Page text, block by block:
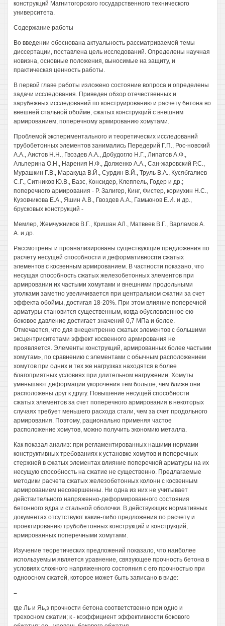
конструкций Магнитогорского государственного технического
университета.
Содержание работы
Во введении обоснована актуальность рассматриваемой темы
диссертации, поставлена цель исследований. Определены научная
новизна, основные положения, выносимые на защиту, и
практическая ценность работы.
В первой главе работы изложено состояние вопроса и определены
задачи исследования. Приведен обзор отечественных и
зарубежных исследований по конструированию и расчету бетона во
внешней стальной обойме, сжатых конструкций с внешним
армированием, поперечному армированию хомутами.
Проблемой экспериментального и теоретических исследований
трубобетонных элементов занимались Передерий Г.П., Рос-новский
A.A., Аистов H.H., Гвоздев A.A., Добудогло Н.Г., Липатов А.Ф.,
Альперина О.Н., Нарения Н.Ф., Долженко A.A., Сан-жаровский P.C.,
Мурашкин Г.В., Маракуца В.Й., Сурдин В.Й., Труль В.А., Кусябгалиев
С.Г., Ситников Ю.В., Баэс, Консидер, Клеппель, Годер и др.;
поперечного армирования - Р. Залигер, Кинг, Фистер, кориухин Н.С.,
Кузовчикова Е.А., Яшин A.B., Гвоздев A.A., Гамьюнов Е.И. и др.,
брусковых конструкций -
Мемлер, Жемчужников В.Г., Кришан АЛ., Матвеев В.Г., Варламов А.
А. и др.
Рассмотрены и проанализированы существующие предложения по
расчету несущей способности и деформативносгги сжатых
элементов с косвенным армированием. В частности показано, что
несущая способность сжатых железобетонных элементов при
армировании их частыми хомутами и внешними продольными
уголками заметно увеличивается при центральном сжатии за счет
эффекта обоймы, достигая 18-20%. При этом влияние поперечной
арматуры становится существенным, когда обусловленное ею
боковое давление достигает значений 0,7 МПа и более.
Отмечается, что для внецентренно сжатых элементов с большими
эксцентриситетами эффект косвенного армирования не
проявляется. Элементы конструкций, армированных более частыми
хомутам», по сравнению с элементами с обычным расположением
хомутов при одних и тех же нагрузках находятся в более
благоприятных условиях при длительном нагружении. Хомуты
уменьшают деформации укорочения тем больше, чем ближе они
расположены друг к другу. Повышение несущей способности
сжатых элементов за счет поперечного армирования в некоторых
случаях требует меньшего расхода стали, чем за счет продольного
армирования. Поэтому, рационально применяя частое
расположение хомутов, можно получить экономию металла.
Как показал анализ: при регламентированных нашими нормами
конструктивных требованиях к установке хомутов и поперечных
стержней в сжатых элементах влияние поперечной арматуры на их
несущую способность на сжатие не существенно. Предлагаемые
методики расчета сжатых железобетонных колонн с косвенным
армированием несовершенны. Ни одна из них не учитывает
действительного напряженно-деформированного состояния
бетонного ядра и стальной оболочки. В действующих нормативных
документах отсутствуют какие-либо предложения по расчету и
проектированию трубобетонных конструкций и конструкций,
армированных поперечными хомутами.
Изучение теоретических предложений показало, что наиболее
используемым является уравнение, связующее прочность бетона в
условиях сложного напряженного состояния с его прочностью при
одноосном сжатей, которое может быть записано в виде:
=
где Ль и Яь,з прочности бетона соответственно при одно и
трехосном сжатии; к - коэффициент эффективности бокового